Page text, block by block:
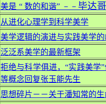
美是 “ 数的和谐” －－ 毕达
从进化心理学到科学美学
美学逻辑的演进与实践美学
泛泛系美学的最新框架
拒绝与科学俱进，“实践美学
等概念回复张玉能先生
思想碎片－－关于潘知常的